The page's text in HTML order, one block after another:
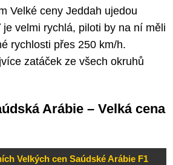
Velké ceny Jeddah ujedou
velmi rychlá, piloti by na ní měli
rychlosti přes 250 km/h.
zatáček ze všech okruhů
Arábie – Velká cena
Velkých cen Saúdské Arábie F1